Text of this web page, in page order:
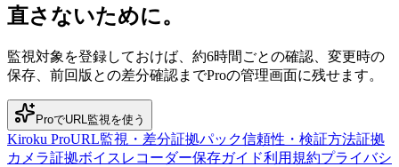
直さないために。
監視対象を登録しておけば、約6時間ごとの確認、変更時の
保存、前回版との差分確認までProの管理画面に残せます。
ProでURL監視を使う
Kiroku ProURL監視・差分証拠パック信頼性・検証方法証拠
カメラ証拠ボイスレコーダー保存ガイド利用規約プライバシ